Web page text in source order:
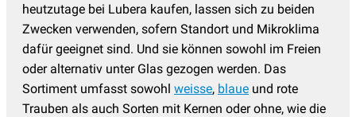
heutzutage bei Lubera kaufen, lassen sich zu beiden
Zwecken verwenden, sofern Standort und Mikroklima
dafür geeignet sind. Und sie können sowohl im Freien
oder alternativ unter Glas gezogen werden. Das
Sortiment umfasst sowohl weisse, blaue und rote
Trauben als auch Sorten mit Kernen oder ohne, wie die